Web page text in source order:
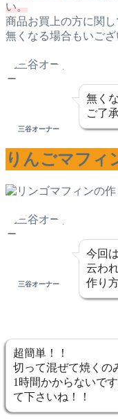
い。
商品お買上の方に関
無くなる場合もいござ
三谷オーナー
無く
ご了
りんごマフィ
三谷オーナー
今回
云わ
作り
超簡単！！
切って混ぜて焼くの
1時間かからないで
て下さいね！！